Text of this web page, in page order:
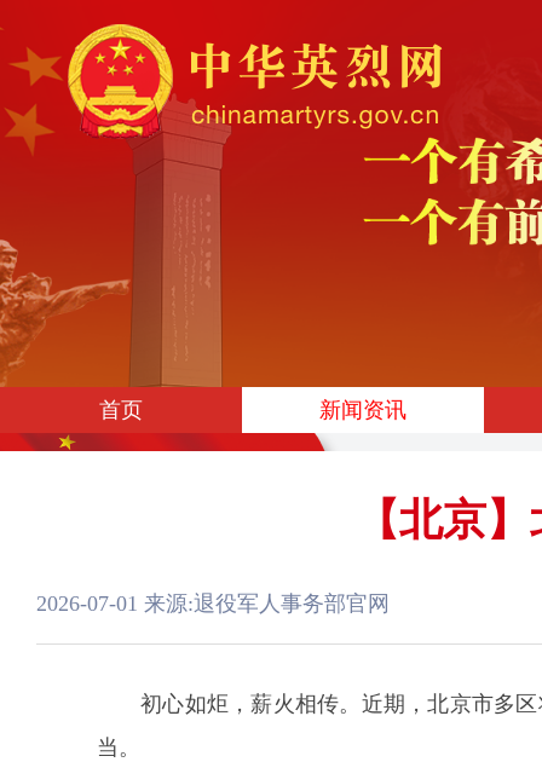
首页 新闻资讯
【北京
2026-07-01 来源:退役军人事务部官网
初心如炬，薪火相传。近期，北京市多
当。